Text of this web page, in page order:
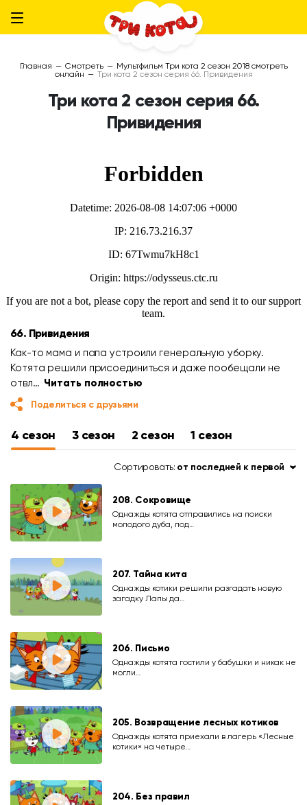
Главная — Смотреть — Мультфильм Три кота 2 сезон 2018 смотреть
онлайн — Три кота 2 сезон серия 66. Привидения
Три кота 2 сезон серия 66.
Привидения
66. Привидения
Как-то мама и папа устроили генеральную уборку.
Котята решили присоединиться и даже пообещали не
отвл… Читать полностью
Поделиться с друзьями
4 сезон 3 сезон 2 сезон 1 сезон
Сортировать: от последней к первой
208. Сокровище
Однажды котята отправились на поиски
молодого дуба, под…
207. Тайна кита
Однажды котики решили разгадать новую
загадку Лапы да…
206. Письмо
Однажды котята гостили у бабушки и никак не
могли…
205. Возвращение лесных котиков
Однажды котята приехали в лагерь «Лесные
котики» на четыре…
204. Без правил